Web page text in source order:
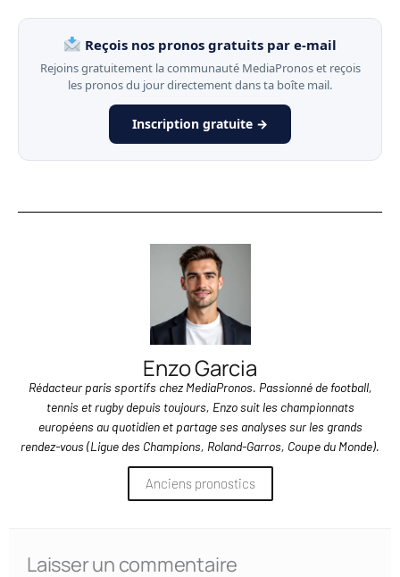
Reçois nos pronos gratuits par e-mail
Rejoins gratuitement la communauté MediaPronos et reçois
les pronos du jour directement dans ta boîte mail.
Inscription gratuite →
Enzo Garcia
Rédacteur paris sportifs chez MediaPronos. Passionné de football,
tennis et rugby depuis toujours, Enzo suit les championnats
européens au quotidien et partage ses analyses sur les grands
rendez-vous (Ligue des Champions, Roland-Garros, Coupe du Monde).
Anciens pronostics
Laisser un commentaire